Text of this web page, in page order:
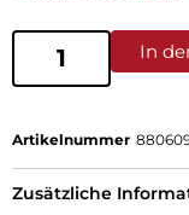
In
Artikelnummer
Zusätzliche